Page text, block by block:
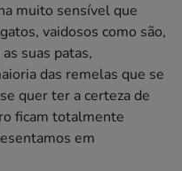
muito sensível que
vaidosos como são,
suas patas,
das remelas que se
quer ter a certeza de
ficam totalmente
em